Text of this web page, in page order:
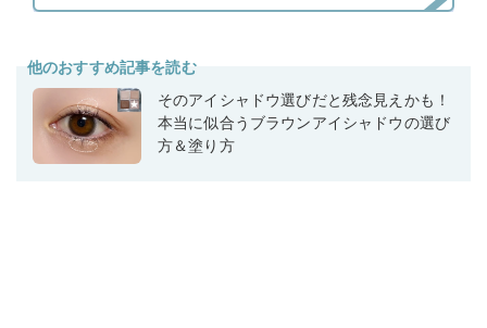
他のおすすめ記事を読む
そのアイシャドウ選びだと残念見えかも！
本当に似合うブラウンアイシャドウの選び
方＆塗り方